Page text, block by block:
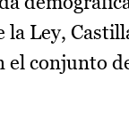
la Ley,
conjunto